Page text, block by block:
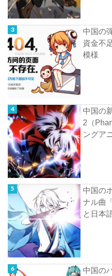
中国の
資金不
模様
中国の
2（
ングア
中国の
ナル曲
と日本
中国の